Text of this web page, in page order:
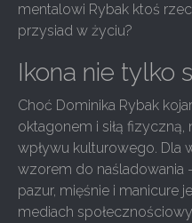
mentalowi Rybak ktoś
przysiad w życiu?
Ikona nie tylko
Choć Dominika Rybak
oktagonem i siłą
wpływu kulturowego. Dla
wzorem do naśladowania
pazur, mięśnie i manicure
mediach